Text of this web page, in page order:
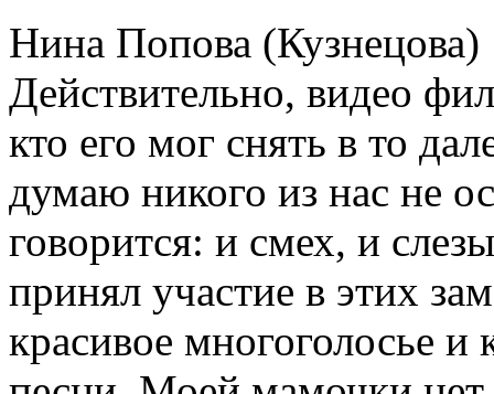
Нина Попова (Кузнецова)
Действительно, видео
кто его мог снять в то
думаю никого из нас не
говорится: и смех, и
принял участие в этих
красивое многоголосье и